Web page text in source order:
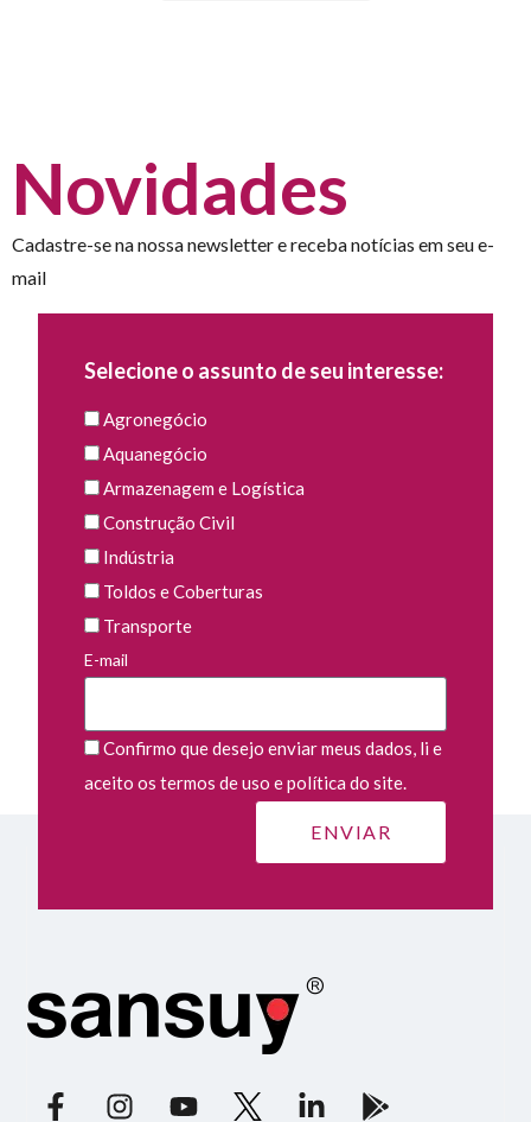
Novidades
Cadastre-se na nossa newsletter e receba notícias em seu e-
mail
Selecione o assunto de seu interesse:
Agronegócio
Aquanegócio
Armazenagem e Logística
Construção Civil
Indústria
Toldos e Coberturas
Transporte
E-mail
Confirmo que desejo enviar meus dados, li e
aceito os termos de uso e política do site.